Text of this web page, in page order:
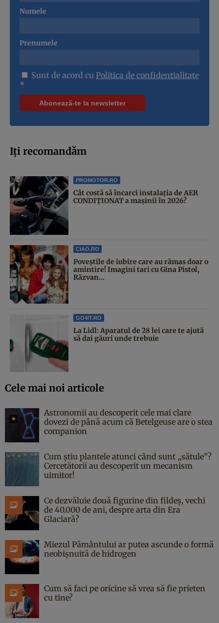
Numele
Prenumele
Sunt de acord cu Politica de confidentialitate
*
Iți recomandăm
PROMOTOR.RO
Cât costă să încarci instalația de AER
CONDIȚIONAT a mașinii în 2026?
CIAO.RO
Poveştile de iubire care au rămas doar o
amintire! Imagini tari cu Gina Pistol,
Răzvan...
GO4IT.RO
La Lidl: Aparatul de 28 lei care te ajută
să dai găuri unde trebuie
Cele mai noi articole
Astronomii au descoperit cele mai clare
dovezi de până acum că Betelgeuse are o stea
companion
Cum știu plantele atunci când sunt „sătule”?
Cercetătorii au descoperit un mecanism
uimitor!
Ce dezvăluie două figurine din fildeș, vechi
de 40.000 de ani, despre arta din Era
Glaciară?
Miezul Pământului ar putea ascunde o formă
neobișnuită de hidrogen
Cum să faci pe oricine să vrea să fie prieten
cu tine?